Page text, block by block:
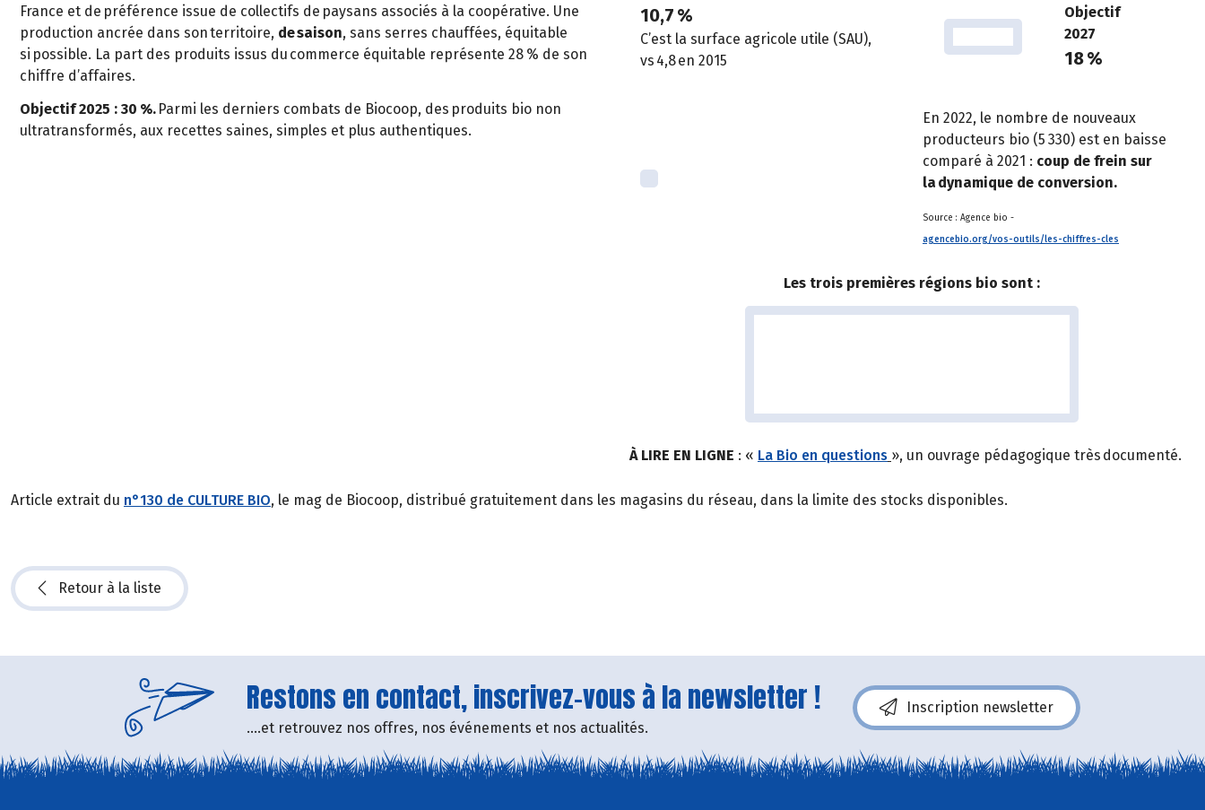
France et de préférence issue de collectifs de paysans associés à la coopérative. Une
production ancrée dans son territoire, de saison, sans serres chauffées, équitable
si possible. La part des produits issus du commerce équitable représente 28 % de son
chiffre d’affaires.
Objectif 2025 : 30 %. Parmi les derniers combats de Biocoop, des produits bio non
ultratransformés, aux recettes saines, simples et plus authentiques.
10,7 %
C’est la surface agricole utile (SAU),
vs 4,8 en 2015
Objectif
2027
18 %
En 2022, le nombre de nouveaux
producteurs bio (5 330) est en baisse
comparé à 2021 : coup de frein sur
la dynamique de conversion.
Source : Agence bio -
agencebio.org/vos-outils/les-chiffres-cles
Les trois premières régions bio sont :
À LIRE EN LIGNE : « La Bio en questions », un ouvrage pédagogique très documenté.
Article extrait du n°130 de CULTURE BIO, le mag de Biocoop, distribué gratuitement dans les magasins du réseau, dans la limite des stocks disponibles.
Retour à la liste
Restons en contact, inscrivez-vous à la newsletter !
....et retrouvez nos offres, nos événements et nos actualités.
Inscription newsletter